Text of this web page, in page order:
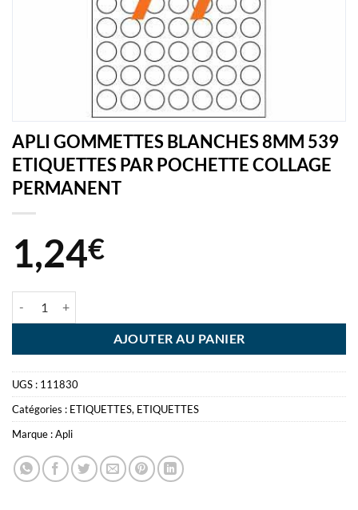
APLI GOMMETTES BLANCHES 8MM 539
ETIQUETTES PAR POCHETTE COLLAGE
PERMANENT
1,24€
AJOUTER AU PANIER
UGS : 111830
Catégories : ETIQUETTES, ETIQUETTES
Marque :Apli